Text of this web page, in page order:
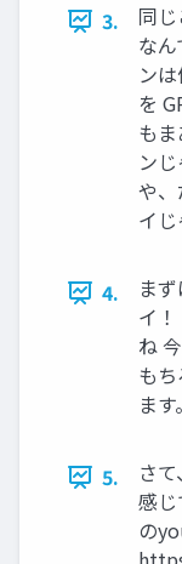
3.
同
な
ン
を
も
ン
や
イ
4.
ま
イ
ね
も
ます。
5.
さ
感
の